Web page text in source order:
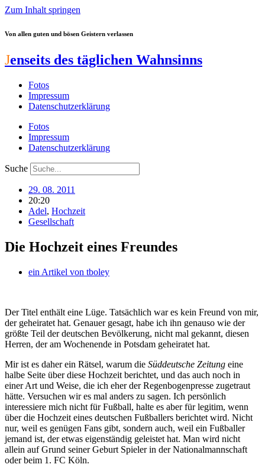
Zum Inhalt springen
Von allen guten und bösen Geistern verlassen
Jenseits des täglichen Wahnsinns
Fotos
Impressum
Datenschutzerklärung
Fotos
Impressum
Datenschutzerklärung
Suche
29. 08. 2011
20:20
Adel, Hochzeit
Gesellschaft
Die Hochzeit eines Freundes
ein Artikel von tboley
Der Titel enthält eine Lüge. Tatsächlich war es kein Freund von mir,
der geheiratet hat. Genauer gesagt, habe ich ihn genauso wie der
größte Teil der deutschen Bevölkerung, nicht mal gekannt, diesen
Herren, der am Wochenende in Potsdam geheiratet hat.
Mir ist es daher ein Rätsel, warum die Süddeutsche Zeitung eine
halbe Seite über diese Hochzeit berichtet, und das auch noch in
einer Art und Weise, die ich eher der Regenbogenpresse zugetraut
hätte. Versuchen wir es mal anders zu sagen. Ich persönlich
interessiere mich nicht für Fußball, halte es aber für legitim, wenn
über die Hochzeit eines deutschen Fußballers berichtet wird. Nicht
nur, weil es genügen Fans gibt, sondern auch, weil ein Fußballer
jemand ist, der etwas eigenständig geleistet hat. Man wird nicht
allein auf Grund seiner Geburt Spieler in der Nationalmannschaft
oder beim 1. FC Köln.